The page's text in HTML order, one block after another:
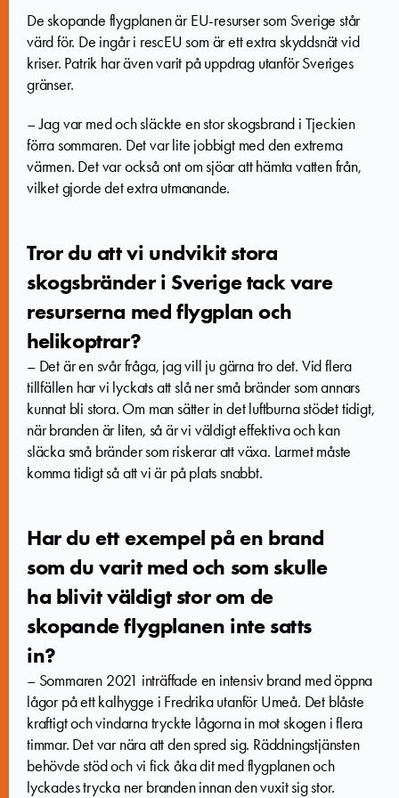
De skopande flygplanen är EU-resurser som Sverige står
värd för. De ingår i rescEU som är ett extra skyddsnät vid
kriser. Patrik har även varit på uppdrag utanför Sveriges
gränser.
– Jag var med och släckte en stor skogsbrand i Tjeckien
förra sommaren. Det var lite jobbigt med den extrema
värmen. Det var också ont om sjöar att hämta vatten från,
vilket gjorde det extra utmanande.
Tror du att vi undvikit stora
skogsbränder i Sverige tack vare
resurserna med flygplan och
helikoptrar?
– Det är en svår fråga, jag vill ju gärna tro det. Vid flera
tillfällen har vi lyckats att slå ner små bränder som annars
kunnat bli stora. Om man sätter in det luftburna stödet tidigt,
när branden är liten, så är vi väldigt effektiva och kan
släcka små bränder som riskerar att växa. Larmet måste
komma tidigt så att vi är på plats snabbt.
Har du ett exempel på en brand
som du varit med och som skulle
ha blivit väldigt stor om de
skopande flygplanen inte satts
in?
– Sommaren 2021 inträffade en intensiv brand med öppna
lågor på ett kalhygge i Fredrika utanför Umeå. Det blåste
kraftigt och vindarna tryckte lågorna in mot skogen i flera
timmar. Det var nära att den spred sig. Räddningstjänsten
behövde stöd och vi fick åka dit med flygplanen och
lyckades trycka ner branden innan den vuxit sig stor.